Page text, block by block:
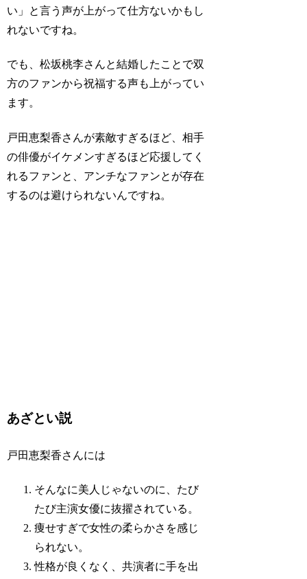
い」と言う声が上がって仕方ないかもし
れないですね。
でも、松坂桃李さんと結婚したことで双
方のファンから祝福する声も上がってい
ます。
戸田恵梨香さんが素敵すぎるほど、相手
の俳優がイケメンすぎるほど応援してく
れるファンと、アンチなファンとが存在
するのは避けられないんですね。
あざとい説
戸田恵梨香さんには
そんなに美人じゃないのに、たび
たび主演女優に抜擢されている。
痩せすぎで女性の柔らかさを感じ
られない。
性格が良くなく、共演者に手を出